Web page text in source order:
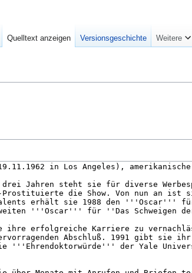
Quelltext anzeigen Versionsgeschichte Weitere